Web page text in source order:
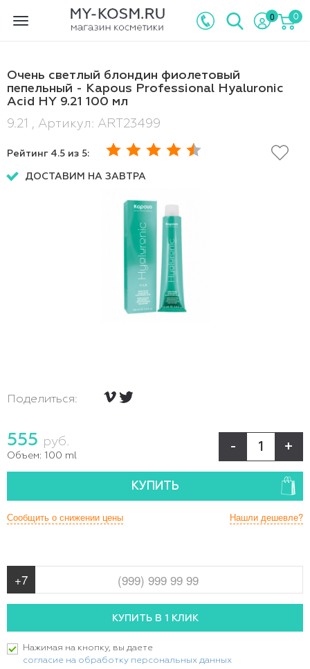
Toggle
0 0
Очень светлый блондин фиолетовый
пепельный - Kapous Professional Hyaluronic
Acid HY 9.21 100 мл
9.21 , Артикул: ART23499
Рейтинг 4.5 из 5:
ДОСТАВИМ НА ЗАВТРА
Поделиться:
555 руб.
Объем: 100 ml
- +
КУПИТЬ
Нашли дешевле?
Сообщить о снижении цены
Нажимая на кнопку, вы даете
согласие на обработку персональных данных